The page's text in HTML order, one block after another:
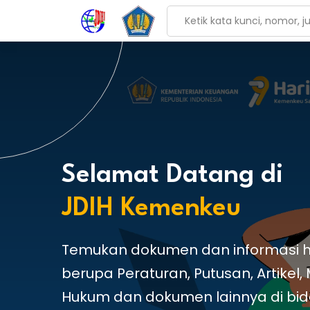
Selamat Datang di
JDIH Kemenkeu
Temukan dokumen dan informasi
berupa Peraturan, Putusan, Artikel,
Hukum dan dokumen lainnya di